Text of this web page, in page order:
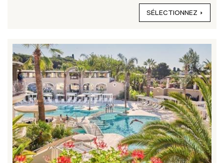
SÉLECTIONNEZ